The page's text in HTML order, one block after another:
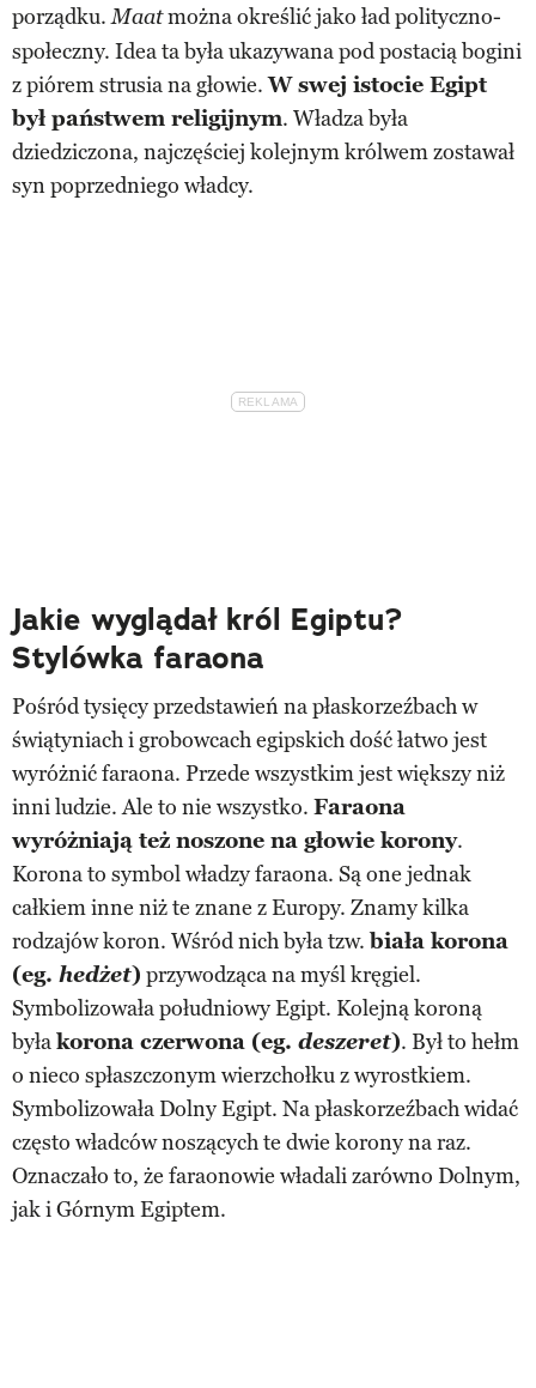
porządku.Maatmożna określić jako ład polityczno-
społeczny. Idea ta była ukazywana pod postacią bogini
z piórem strusia na głowie.W swej istocie Egipt
był państwem religijnym. Władza była
dziedziczona, najczęściej kolejnym królwem zostawał
syn poprzedniego władcy.
Jakie wyglądał król Egiptu?
Stylówka faraona
Pośród tysięcy przedstawień na płaskorzeźbach w
świątyniach i grobowcach egipskich dość łatwo jest
wyróżnić faraona. Przede wszystkim jest większy niż
inni ludzie. Ale to nie wszystko. Faraona
wyróżniają też noszone na głowie korony.
Korona to symbol władzy faraona. Są one jednak
całkiem inne niż te znane z Europy. Znamy kilka
rodzajów koron. Wśród nich była tzw.biała korona
(eg. hedżet) przywodząca na myśl kręgiel.
Symbolizowała południowy Egipt. Kolejną koroną
byłakorona czerwona (eg. deszeret). Był to hełm
o nieco spłaszczonym wierzchołku z wyrostkiem.
Symbolizowała Dolny Egipt. Na płaskorzeźbach widać
często władców noszących te dwie korony na raz.
Oznaczało to, że faraonowie władali zarówno Dolnym,
jak i Górnym Egiptem.